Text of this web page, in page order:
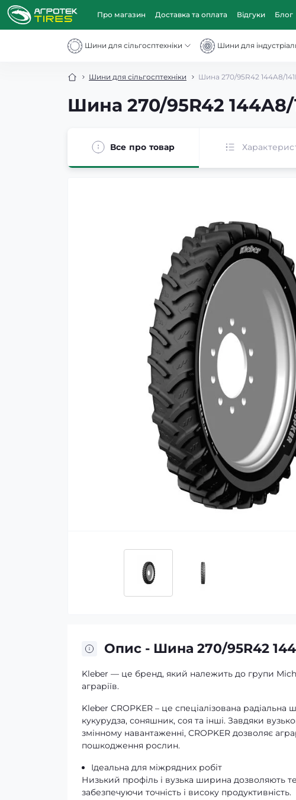
Про магазин Доставка та оплата Відгуки Блог
Шини для сільгосптехніки Шини для
Шини для сільгосптехніки Шина 270/95R42 144A8/
Шина 270/95R42 144A8/
Все про товар
Опис - Шина 270/95R42
Kleber — це бренд, який належить до групи
аграріїв.
Kleber CROPKER – це спеціалізована
кукурудза, соняшник, соя та інші. Завдяки
змінному навантаженні, CROPKER дозволяє
пошкодження рослин.
Ідеальна для міжрядних робіт
Низький профіль і вузька ширина дозволяють
забезпечуючи точність і високу продуктивність.